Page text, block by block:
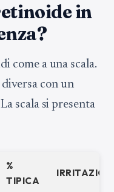
in
come a una scala.
con un
scala si presenta
%
TIPICA